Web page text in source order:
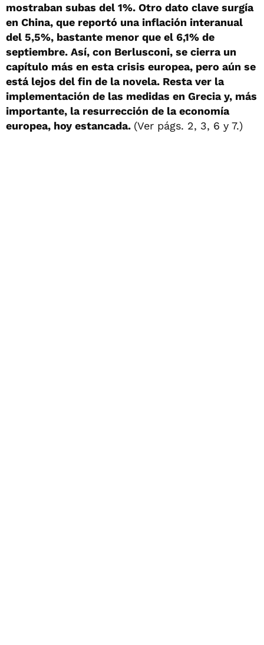
mostraban subas del 1%. Otro dato clave surgía
en China, que reportó una inflación interanual
del 5,5%, bastante menor que el 6,1% de
septiembre. Así, con Berlusconi, se cierra un
capítulo más en esta crisis europea, pero aún se
está lejos del fin de la novela. Resta ver la
implementación de las medidas en Grecia y, más
importante, la resurrección de la economía
europea, hoy estancada. (Ver págs. 2, 3, 6 y 7.)